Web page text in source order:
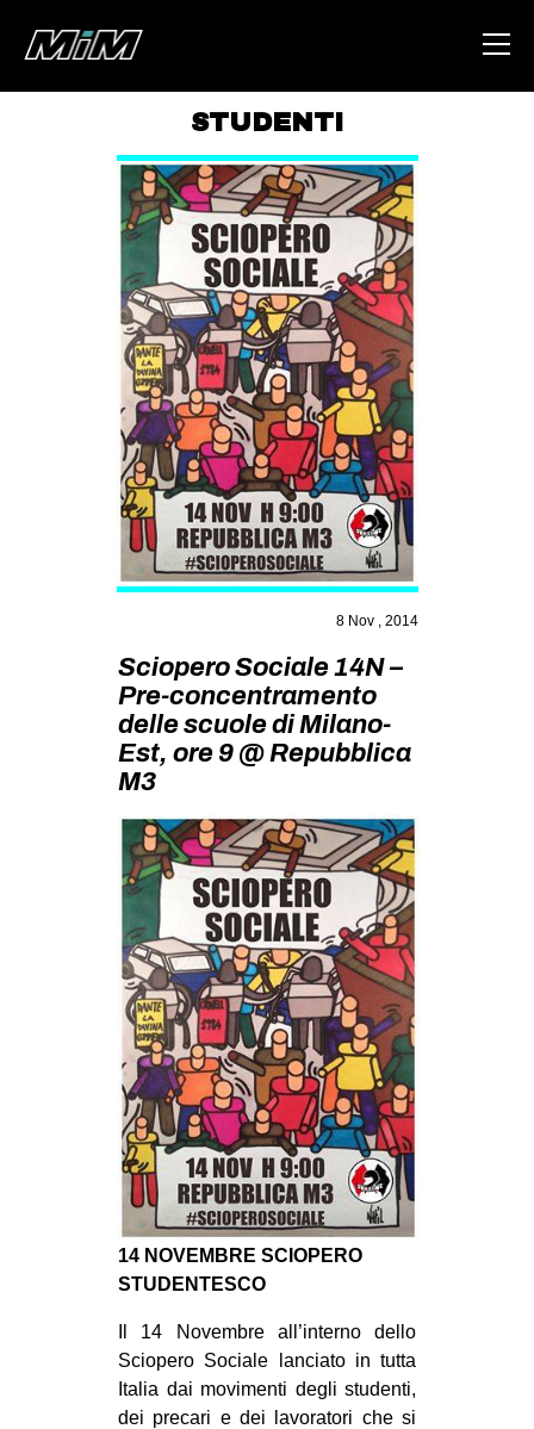
ABOUT
AREA
DEGENERAZIONE
GAZA FREESTYLE
CSOA LAMBRETTA
MSM
STUDENTI TSUNAMI
ZAM
MILANO
MOBILITAZIONI
SPORT POPOLARE
MOVIMENTI
AMBIENTE
DIRITTO ALL’ABITARE
GENERI
MIGRAZIONI
PRECARIATO
REPRESSIONE
STUDENTI
CULTURE
ARTE
CINEMA
MANIFESTI
MUSICA
RECENSIONI
INTERNAZIONALE
AFRICA
AMERICHE
STUDENTI
8 Nov , 2014
Sciopero Sociale 14N –
Pre-concentramento
delle scuole di Milano-
Est, ore 9 @ Repubblica
M3
14 NOVEMBRE SCIOPERO
STUDENTESCO
Il 14 Novembre all’interno dello
Sciopero Sociale lanciato in tutta
Italia dai movimenti degli studenti,
dei precari e dei lavoratori che si